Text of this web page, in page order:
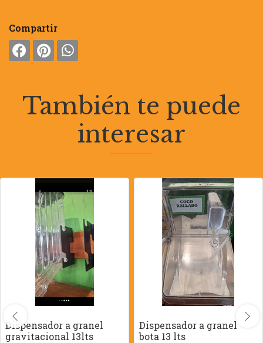
Compartir
También te puede
interesar
Dispensador a granel
gravitacional 13lts
Dispensador a granel
bota 13 lts